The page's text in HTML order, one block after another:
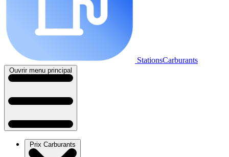
StationsCarburants
Ouvrir menu principal
Prix Carburants